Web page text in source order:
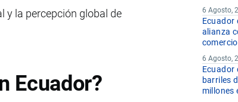
y la percepción global de
Ecuador?
6 Agosto,
Ecuador
alianza
6 Agosto,
Ecuador
barriles
millones